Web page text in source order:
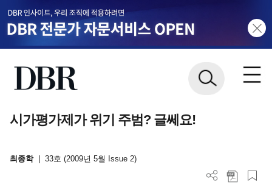
시가평가제가 위기 주범? 글쎄요!
최종학 33호 (2009년 5월 Issue 2)